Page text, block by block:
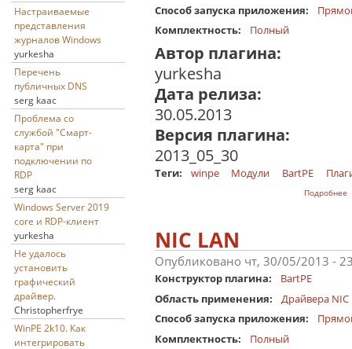
Настраиваемые
представления
журналов Windows
yurkesha
Перечень
публичных DNS
serg kaac
Проблема со
службой "Смарт-
карта" при
подключении по
RDP
serg kaac
Windows Server 2019
core и RDP-клиент
yurkesha
Не удалось
установить
графический
драйвер.
Christopherfrye
WinPE 2k10. Как
интегрировать
Способ запуска приложения:
Комплектность:
Полный
Автор плагина:
yurkesha
Дата релиза:
30.05.2013
Версия плагина:
2013_05_30
Теги: winpe Модули BartPE
Подробнее
NIC LAN
Опубликовано чт, 30/05/2013 -
Конструктор плагина:
BartPE
Область применения:
Драйвера NIC
Способ запуска приложения:
Комплектность:
Полный